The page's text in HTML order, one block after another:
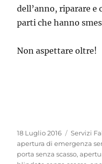
dell’anno, riparare e
parti che hanno
Non aspettare oltre!
Pubblicato
il
18 Luglio 2016 Categorie
Servizi
apertura di emergenza
porta senza scasso,